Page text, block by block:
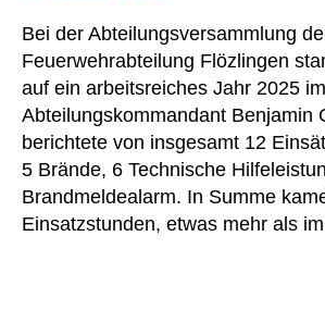
Bei der Abteilungsversammlung
Feuerwehrabteilung Flözlingen
auf ein arbeitsreiches Jahr 2025
Abteilungskommandant Benjamin
berichtete von insgesamt 12
5 Brände, 6 Technische
Brandmeldealarm. In Summe
Einsatzstunden, etwas mehr als